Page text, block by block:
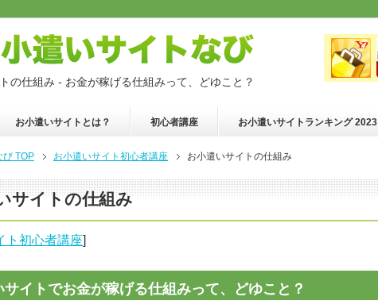
の仕組み - お金が稼げる仕組みって、どゆこと？
お小遣いサイトとは？ 初心者講座 お小遣いサイトランキング 2023
び TOP お小遣いサイト初心者講座 お小遣いサイトの仕組み
サイトの仕組み
ト初心者講座]
サイトでお金が稼げる仕組みって、どゆこと？